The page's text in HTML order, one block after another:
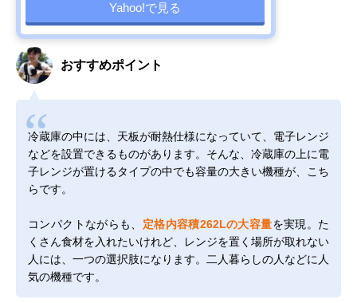
Yahoo!で見る
おすすめポイント
冷蔵庫の中には、天板が耐熱仕様になっていて、電子レンジ
などを設置できるものがあります。そんな、冷蔵庫の上に電
子レンジが置けるタイプの中でも容量の大きい機種が、こち
らです。
コンパクトながらも、 定格内容積262Lの大容量を実現。た
くさん食材を入れたいけれど、レンジを置く場所が取れない
人には、一つの選択肢になります。二人暮らしの人などに人
気の機種です。